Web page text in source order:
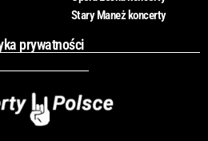
Stary Maneż koncerty
prywatności